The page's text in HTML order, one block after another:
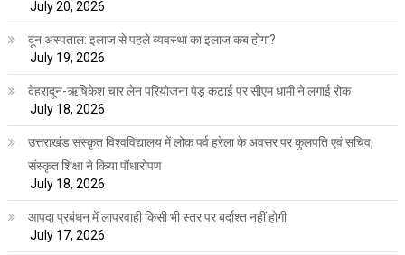
July 20, 2026
दून अस्पताल: इलाज से पहले व्यवस्था का इलाज कब होगा?
July 19, 2026
देहरादून-ऋषिकेश चार लेन परियोजना पेड़ कटाई पर सीएम धामी ने लगाई रोक
July 18, 2026
उत्तराखंड संस्कृत विश्वविद्यालय में लोक पर्व हरेला के अवसर पर कुलपति एवं सचिव,
संस्कृत शिक्षा ने किया पौंधारोपण
July 18, 2026
आपदा प्रबंधन में लापरवाही किसी भी स्तर पर बर्दाश्त नहीं होगी
July 17, 2026